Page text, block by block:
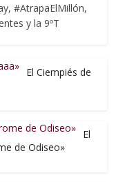
#AtrapaElMillón,
y la 9ºT
El Ciempiés de
El
de Odiseo»